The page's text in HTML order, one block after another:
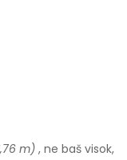
m) , ne baš visok,